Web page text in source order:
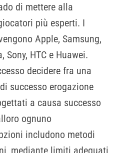
di mettere alla
più esperti. I
Apple, Samsung,
Sony, HTC e Huawei.
decidere fra una
successo erogazione
a causa successo
ognuno
includono metodi
mediante limiti adeguati